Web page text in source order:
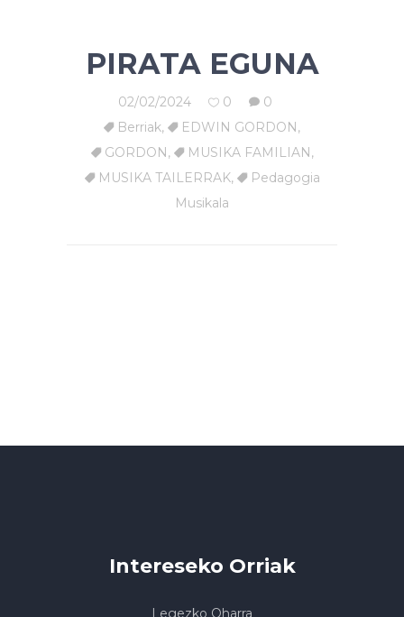
PIRATA EGUNA
02/02/2024 0
0
Berriak, EDWIN GORDON,
GORDON, MUSIKA FAMILIAN,
MUSIKA TAILERRAK,
Pedagogia
Musikala
Intereseko Orriak
Legezko Oharra